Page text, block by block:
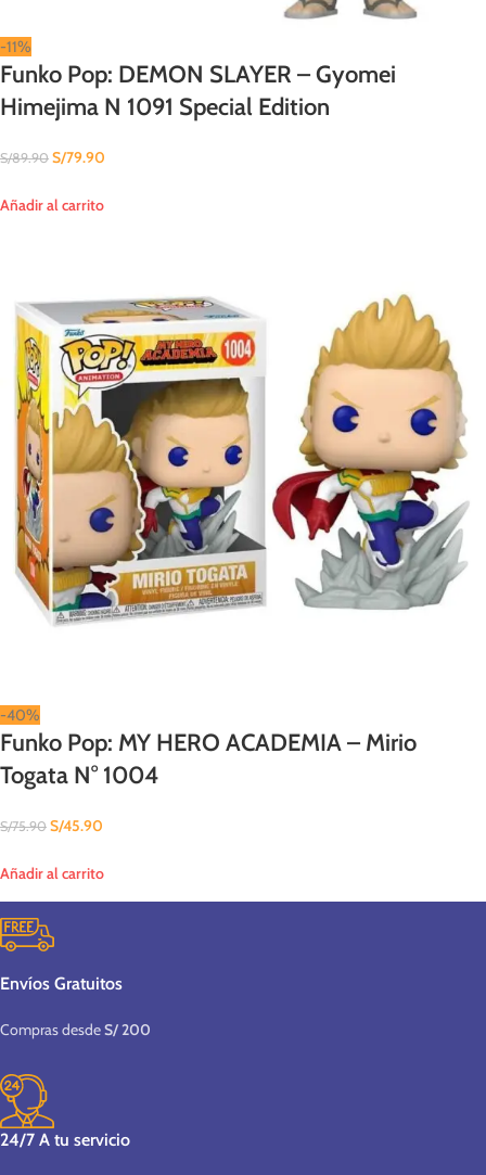
-11%
Funko Pop: DEMON SLAYER – Gyomei
Himejima N 1091 Special Edition
S/89.90 S/79.90
Añadir al carrito
-40%
Funko Pop: MY HERO ACADEMIA – Mirio
Togata N° 1004
S/75.90 S/45.90
Añadir al carrito
Envíos Gratuitos
Compras desdeS/ 200
24/7 A tu servicio